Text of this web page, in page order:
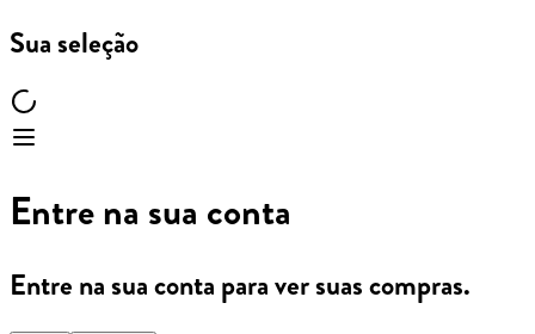
Sua seleção
Entre na sua conta
Entre na sua conta para ver suas compras.